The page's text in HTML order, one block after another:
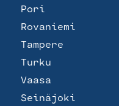
Pori
Rovaniemi
Tampere
Turku
Vaasa
Seinäjoki